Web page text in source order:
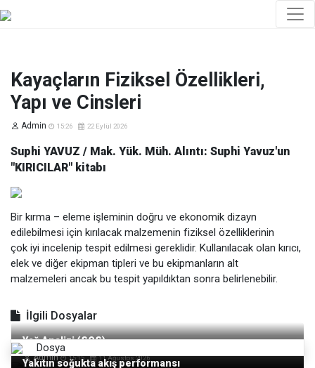
Yağ Analizi (SOS)
Admin 15:15 11 Ağustos 2026
Yakıtın soğukta akış performansı
Kayaçların Fiziksel Özellikleri,
Yapı ve Cinsleri
Admin 15:26 22 Eylül 2026
Suphi YAVUZ / Mak. Yük. Müh. Alıntı: Suphi Yavuz'un
"KIRICILAR" kitabı
Bir kırma – eleme işleminin doğru ve ekonomik dizayn
edilebilmesi için kırılacak malzemenin fiziksel özelliklerinin
çok iyi incelenip tespit edilmesi gereklidir. Kullanılacak olan kırıcı,
elek ve diğer ekipman tipleri ve bu ekipmanların alt
malzemeleri ancak bu tespit yapıldıktan sonra belirlenebilir.
İlgili Dosyalar
Dosya